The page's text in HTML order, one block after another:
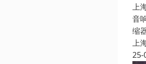
上
音
缩
上
25-